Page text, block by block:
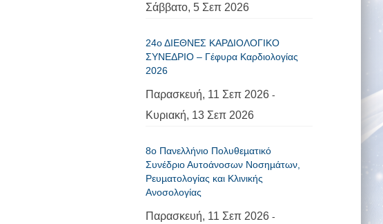
Σάββατο, 5 Σεπ 2026
24ο ΔΙΕΘΝΕΣ ΚΑΡΔΙΟΛΟΓΙΚΟ
ΣΥΝΕΔΡΙΟ – Γέφυρα Καρδιολογίας
2026
Παρασκευή, 11 Σεπ 2026-
Κυριακή, 13 Σεπ 2026
8ο Πανελλήνιο Πολυθεµατικό
Συνέδριο Αυτοάνοσων Νοσηµάτων,
Ρευµατολογίας και Κλινικής
Ανοσολογίας
Παρασκευή, 11 Σεπ 2026-